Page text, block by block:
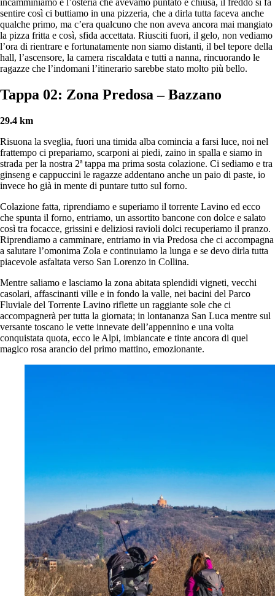
sentire così ci buttiamo in una pizzeria, che a dirla tutta faceva anche
qualche primo, ma c’era qualcuno che non aveva ancora mai mangiato
la pizza fritta e così, sfida accettata. Riusciti fuori, il gelo, non vediamo
l’ora di rientrare e fortunatamente non siamo distanti, il bel tepore della
hall, l’ascensore, la camera riscaldata e tutti a nanna, rincuorando le
ragazze che l’indomani l’itinerario sarebbe stato molto più bello.
Tappa 02: Zona Predosa – Bazzano
29.4 km
Risuona la sveglia, fuori una timida alba comincia a farsi luce, noi nel
frattempo ci prepariamo, scarponi ai piedi, zaino in spalla e siamo in
strada per la nostra 2ª tappa ma prima sosta colazione. Ci sediamo e tra
ginseng e cappuccini le ragazze addentano anche un paio di paste, io
invece ho già in mente di puntare tutto sul forno.
Colazione fatta, riprendiamo e superiamo il torrente Lavino ed ecco
che spunta il forno, entriamo, un assortito bancone con dolce e salato
così tra focacce, grissini e deliziosi ravioli dolci recuperiamo il pranzo.
Riprendiamo a camminare, entriamo in via Predosa che ci accompagna
a salutare l’omonima Zola e continuiamo la lunga e se devo dirla tutta
piacevole asfaltata verso San Lorenzo in Collina.
Mentre saliamo e lasciamo la zona abitata splendidi vigneti, vecchi
casolari, affascinanti ville e in fondo la valle, nei bacini del Parco
Fluviale del Torrente Lavino riflette un raggiante sole che ci
accompagnerà per tutta la giornata; in lontananza San Luca mentre sul
versante toscano le vette innevate dell’appennino e una volta
conquistata quota, ecco le Alpi, imbiancate e tinte ancora di quel
magico rosa arancio del primo mattino, emozionante.